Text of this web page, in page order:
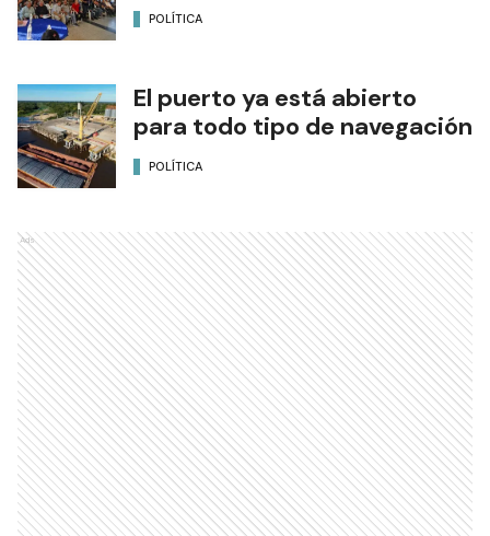
POLÍTICA
El puerto ya está abierto
para todo tipo de navegación
POLÍTICA
Ads